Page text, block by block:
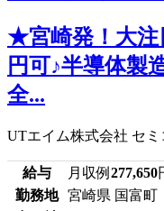
★宮崎発！大
円可♪半導体製
全...
UTエイム株式会社 セ
給与 月収例 277,650
勤務地 宮崎県 国富町